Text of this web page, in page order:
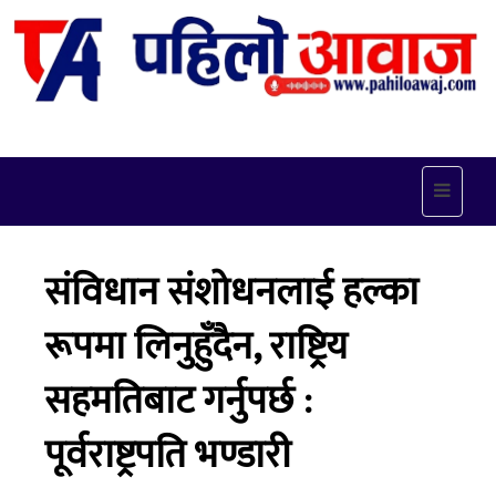
Toggle
संविधान संशोधनलाई हल्का
रूपमा लिनुहुँदैन, राष्ट्रिय
सहमतिबाट गर्नुपर्छ :
पूर्वराष्ट्रपति भण्डारी